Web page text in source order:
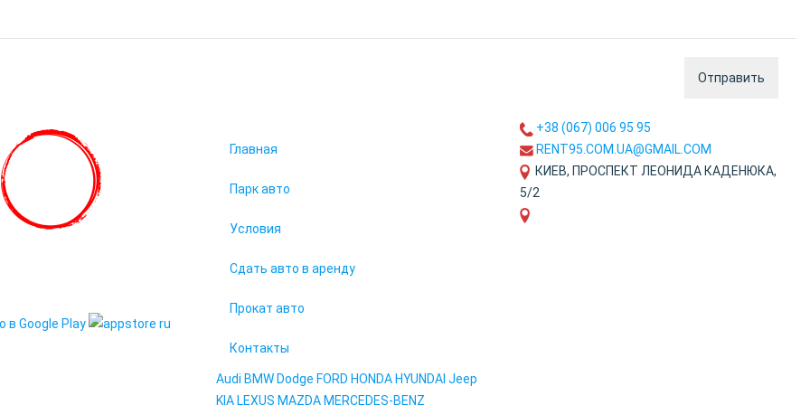
Отправить
Главная
Парк авто
Условия
Сдать авто в аренду
Прокат авто
Контакты
Audi BMW Dodge FORD HONDA HYUNDAI Jeep
KIA LEXUS MAZDA MERCEDES-BENZ
+38 (067) 006 95 95
RENT95.COM.UA@GMAIL.COM
КИЕВ, ПРОСПЕКТ ЛЕОНИДА КАДЕНЮКА,
5/2